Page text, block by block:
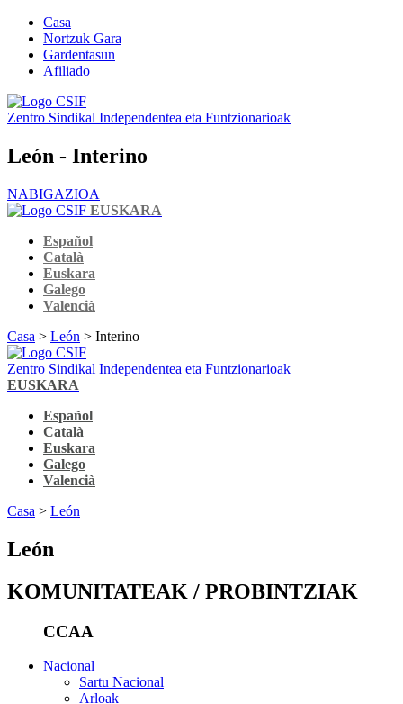
Casa
Nortzuk Gara
Gardentasun
Afiliado
Zentro Sindikal Independentea eta Funtzionarioak
León - Interino
NABIGAZIOA
EUSKARA
Español
Català
Euskara
Galego
Valencià
Casa > León > Interino
Zentro Sindikal Independentea eta Funtzionarioak
EUSKARA
Español
Català
Euskara
Galego
Valencià
Casa > León
León
KOMUNITATEAK / PROBINTZIAK
CCAA
Nacional
Sartu Nacional
Arloak